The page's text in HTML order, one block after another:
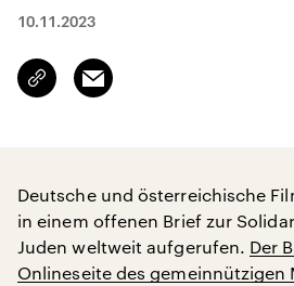
10.11.2023
Link
kopieren/teilen
Email
Deutsche und österreichische
in einem offenen Brief zur
Juden weltweit aufgerufen. Der
Onlineseite des gemeinnützigen